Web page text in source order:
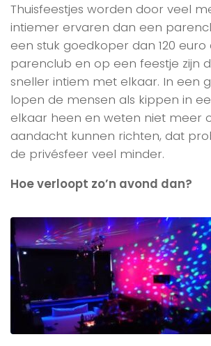
Thuisfeestjes worden door veel
intiemer ervaren dan een
een stuk goedkoper dan 120 euro
parenclub en op een feestje zijn
sneller intiem met elkaar. In een
lopen de mensen als kippen in
elkaar heen en weten niet meer
aandacht kunnen richten, dat
de privésfeer veel minder.
Hoe verloopt zo’n avond dan?